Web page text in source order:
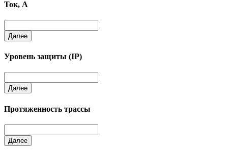
Ток, А
Далее
Уровень защиты (IP)
Далее
Протяженность трассы
Далее